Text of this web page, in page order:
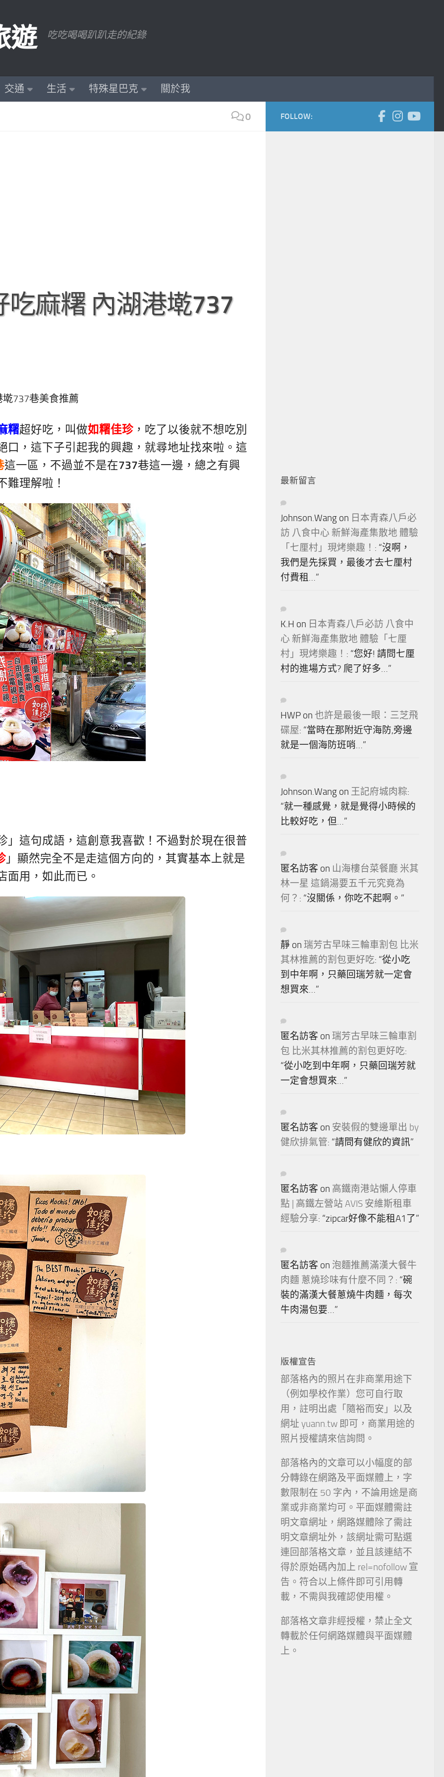
遊 吃吃喝喝趴趴走的紀錄
交通 生活 特殊星巴克 關於我
0
麻糬 內湖港墘737
737巷美食推薦
糬超好吃，叫做如糬佳珍 ，吃了以後就不想吃別
口，這下子引起我的興趣，就尋地址找來啦。這
這一區，不過並不是在737巷這一邊，總之有興
難理解啦！
」這句成語，這創意我喜歡！不過對於現在很普
」顯然完全不是走這個方向的，其實基本上就是
面用，如此而已。
FOLLOW:
最新留言
Johnson.Wang on 日本青森八戶必
訪 八食中心 新鮮海產集散地 體驗
「七厘村」現烤樂趣！ : “沒啊，
我們是先採買，最後才去七厘村
付費租…”
K.H on 日本青森八戶必訪 八食中
心 新鮮海產集散地 體驗「七厘
村」現烤樂趣！ : “您好! 請問七厘
村的進場方式? 爬了好多…”
HWP on 也許是最後一眼：三芝飛
碟屋: “當時在那附近守海防,旁邊
就是一個海防班哨…”
Johnson.Wang on 王記府城肉粽:
“就一種感覺，就是覺得小時候的
比較好吃，但…”
匿名訪客 on 山海樓台菜餐廳 米其
林一星 這鍋湯要五千元究竟為
何？ : “沒關係，你吃不起啊。 ”
靜 on 瑞芳古早味三輪車割包 比米
其林推薦的割包更好吃: “從小吃
到中年啊，只藥回瑞芳就一定會
想買來…”
匿名訪客 on 瑞芳古早味三輪車割
包 比米其林推薦的割包更好吃:
“從小吃到中年啊，只藥回瑞芳就
一定會想買來…”
匿名訪客 on 安裝假的雙邊單出 by
健欣排氣管: “請問有健欣的資訊”
匿名訪客 on 高鐵南港站懶人停車
點 | 高鐵左營站 AVIS 安維斯租車
經驗分享: “zipcar好像不能租A1了”
匿名訪客 on 泡麵推薦滿漢大餐牛
肉麵 蔥燒珍味有什麼不同？ : “碗
裝的滿漢大餐蔥燒牛肉麵，每次
牛肉湯包要…”
版權宣告
部落格內的照片在非商業用途下
（例如學校作業）您可自行取
用，註明出處「隨裕而安」以及
網址 yuann.tw 即可，商業用途的
照片授權請來信詢問。
部落格內的文章可以小幅度的部
分轉錄在網路及平面媒體上，字
數限制在 50 字內，不論用途是商
業或非商業均可。平面媒體需註
明文章網址，網路媒體除了需註
明文章網址外，該網址需可點選
連回部落格文章，並且該連結不
得於原始碼內加上 rel=nofollow 宣
告。符合以上條件即可引用轉
載，不需與我確認使用權。
部落格文章非經授權，禁止全文
轉載於任何網路媒體與平面媒體
上。